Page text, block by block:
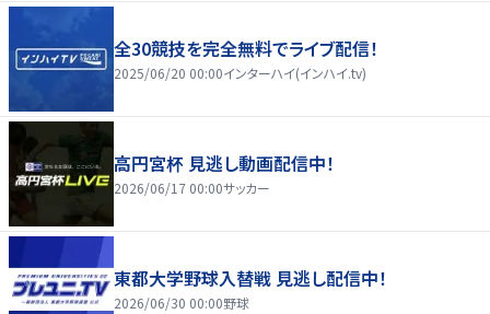
全30競技を完全無料でライブ配信！
2025/06/20 00:00インターハイ(インハイ.tv)
高円宮杯 見逃し動画配信中！
2026/06/17 00:00サッカー
東都大学野球入替戦 見逃し配信中！
2026/06/30 00:00野球